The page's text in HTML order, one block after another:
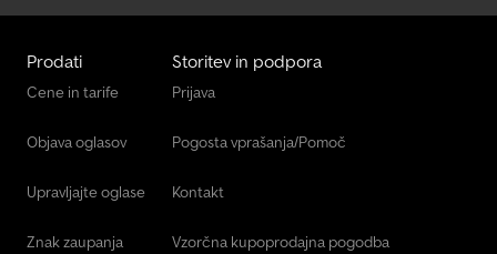
Prodati
Cene in tarife
Objava oglasov
Upravljajte oglase
Znak zaupanja
Storitev in podpora
Prijava
Pogosta vprašanja/Pomoč
Kontakt
Vzorčna kupoprodajna pogodba